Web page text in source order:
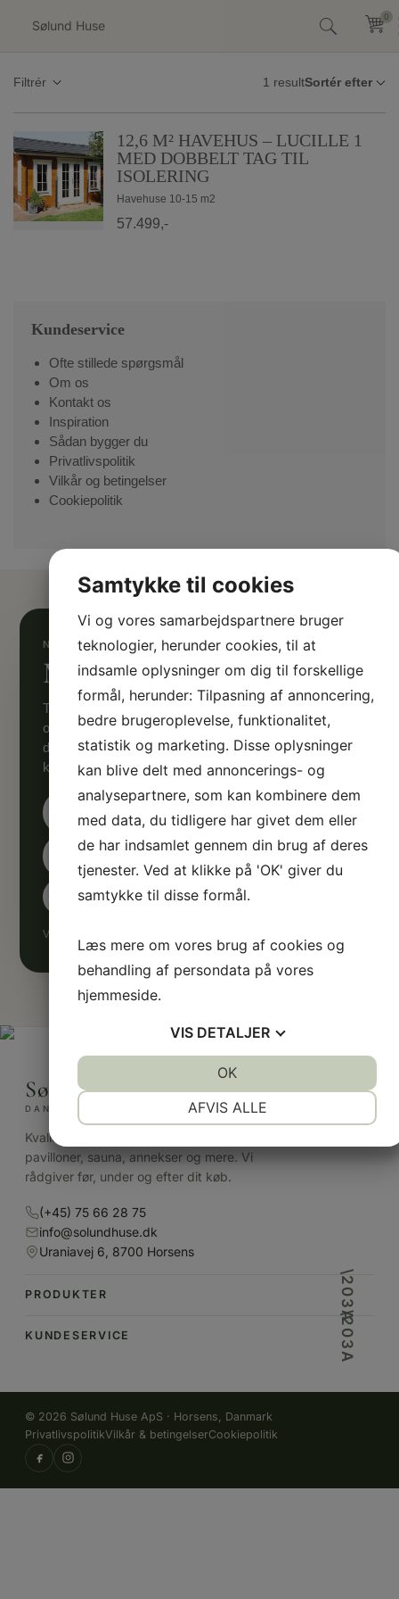
00
Filtrér 1 result
12,6 M² HAVEHUS – LUCILLE 1
MED DOBBELT TAG TIL
ISOLERING
Havehuse 10-15 m2
57.499,-
Kundeservice
Ofte stillede spørgsmål
Om os
Kontakt os
Inspiration
Sådan bygger du
Privatlivspolitik
Vilkår og betingelser
Cookiepolitik
Mangler du inspiration?
Tilmeld dig Sølund Huses nyhedsmail og få inspiration
og gør-det-selv-råd direkte i din indbakke. Vi samler
de bedste artikler med inspirerende historier og
konkrete råd til, hvordan du bygger og indretter.
Vi sender med omtanke — og kun det, der er værd at læse.
Sølund Huse
DANSK FAMILIEEJET
Kvalitetstræhuse til haven — havehuse,
pavilloner, sauna, annekser og mere. Vi
rådgiver før, under og efter dit køb.
(+45) 75 66 28 75
info@solundhuse.dk
Uraniavej 6, 8700 Horsens
PRODUKTER
KUNDESERVICE
© 2026 Sølund Huse ApS · Horsens, Danmark
PrivatlivspolitikVilkår & betingelserCookiepolitik
Samtykke til cookies
Vi og vores samarbejdspartnere bruger
teknologier, herunder cookies, til at
indsamle oplysninger om dig til forskellige
formål, herunder: Tilpasning af annoncering,
bedre brugeroplevelse, funktionalitet,
statistik og marketing. Disse oplysninger
kan blive delt med annoncerings- og
analysepartnere, som kan kombinere dem
med data, du tidligere har givet dem eller
de har indsamlet gennem din brug af deres
tjenester. Ved at klikke på 'OK' giver du
samtykke til disse formål.
Læs mere om vores brug af cookies og
behandling af persondata på vores
hjemmeside.
VIS DETALJER
MARKETING
AFVIS ALLE
OK